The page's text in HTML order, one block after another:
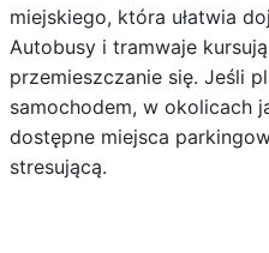
miejskiego, która ułatwia
Autobusy i tramwaje
przemieszczanie się. Jeśli
samochodem, w okolicach
dostępne miejsca
stresującą.